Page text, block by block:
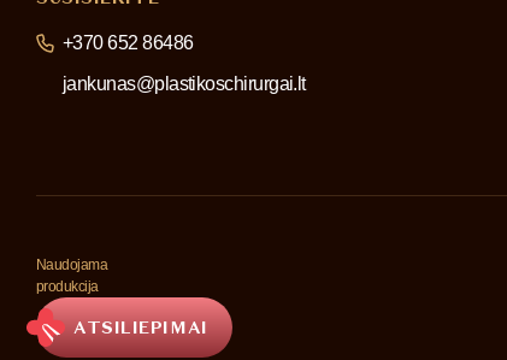
+370 652 86486
jankunas@plastikoschirurgai.lt
Naudojama
produkcija
ATSILIEPIMAI